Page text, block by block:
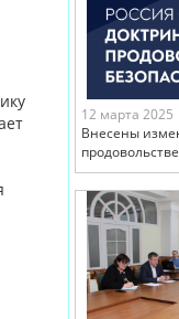
12 марта 2025
Внесены